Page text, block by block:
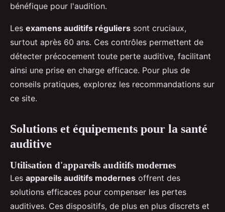
bénéfique pour l'audition.
Les examens auditifs réguliers sont cruciaux,
surtout après 60 ans. Ces contrôles permettent de
détecter précocement toute perte auditive, facilitant
ainsi une prise en charge efficace. Pour plus de
conseils pratiques, explorez les recommandations sur
ce site.
Solutions et équipements pour la santé
auditive
Utilisation d'appareils auditifs modernes
Les appareils auditifs modernes offrent des
solutions efficaces pour compenser les pertes
auditives. Ces dispositifs, de plus en plus discrets et